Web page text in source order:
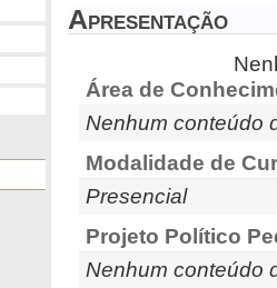
Apresentação
Área de
Nenhum conteúdo
Modalidade de
Presencial
Projeto Político
Nenhum conteúdo